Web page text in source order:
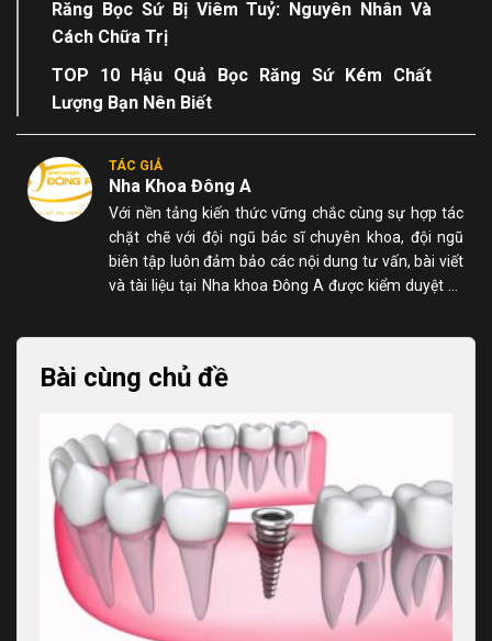
Răng Bọc Sứ Bị Viêm Tuỷ: Nguyên Nhân Và
Cách Chữa Trị
TOP 10 Hậu Quả Bọc Răng Sứ Kém Chất
Lượng Bạn Nên Biết
TÁC GIẢ
Nha Khoa Đông A
Với nền tảng kiến thức vững chắc cùng sự hợp tác
chặt chẽ với đội ngũ bác sĩ chuyên khoa, đội ngũ
biên tập luôn đảm bảo các nội dung tư vấn, bài viết
và tài liệu tại Nha khoa Đông A được kiểm duyệt kỹ
Bài cùng chủ đề